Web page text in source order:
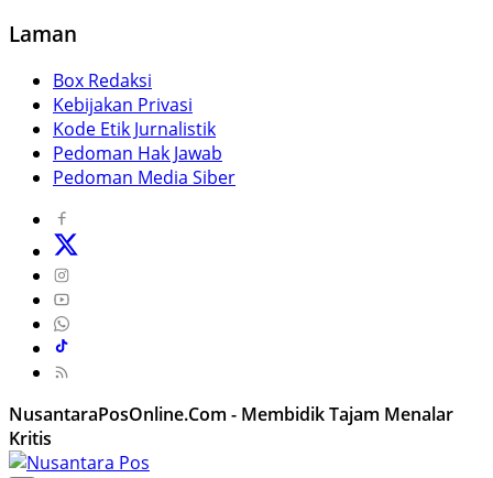
Laman
Box Redaksi
Kebijakan Privasi
Kode Etik Jurnalistik
Pedoman Hak Jawab
Pedoman Media Siber
NusantaraPosOnline.Com - Membidik Tajam Menalar
Kritis